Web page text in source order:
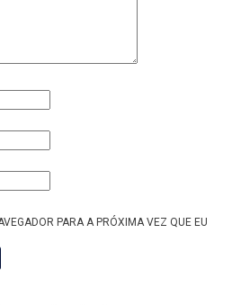
PARA A PRÓXIMA VEZ QUE EU